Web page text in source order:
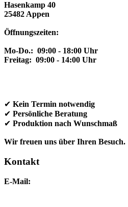
Hasenkamp 40
25482 Appen
Öffnungszeiten:
Mo-Do.: 09:00 - 18:00 Uhr
Freitag: 09:00 - 14:00 Uhr
✔ Kein Termin notwendig
✔ Persönliche Beratung
✔ Produktion nach Wunschmaß
Wir freuen uns über Ihren Besuch.
Kontakt
E-Mail: